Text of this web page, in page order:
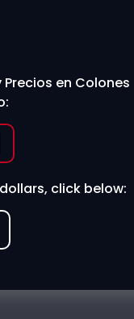
en Colones
click below: